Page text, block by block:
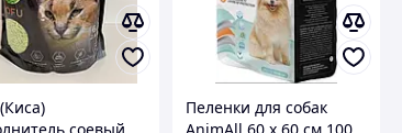
Пеленки для собак